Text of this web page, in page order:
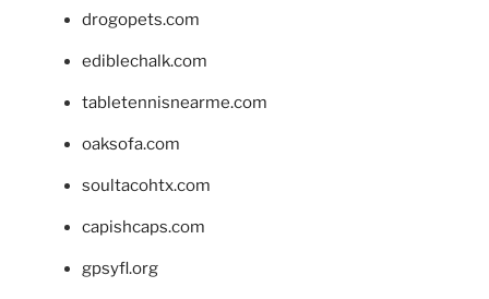
drogopets.com
ediblechalk.com
tabletennisnearme.com
oaksofa.com
soultacohtx.com
capishcaps.com
gpsyfl.org